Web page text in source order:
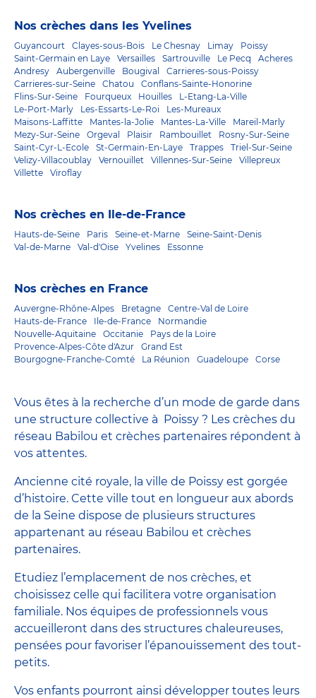
Nos crèches dans les Yvelines
Guyancourt Clayes-sous-Bois Le Chesnay Limay
Poissy
Saint-Germain en Laye
Versailles Sartrouville Le Pecq
Acheres
Andresy
Aubergenville Bougival
Carrieres-sous-Poissy
Carrieres-sur-Seine
Chatou
Conflans-Sainte-Honorine
Flins-Sur-Seine
Fourqueux Houilles
L-Etang-La-Ville
Le-Port-Marly
Les-Essarts-Le-Roi
Les-Mureaux
Maisons-Laffitte
Mantes-la-Jolie Mantes-La-Ville
Mareil-Marly
Mezy-Sur-Seine
Orgeval Plaisir Rambouillet
Rosny-Sur-Seine
Saint-Cyr-L-Ecole
St-Germain-En-Laye Trappes
Triel-Sur-Seine
Velizy-Villacoublay
Vernouillet Villennes-Sur-Seine
Villepreux
Villette
Viroflay
Nos crèches en Ile-de-France
Hauts-de-Seine Paris Seine-et-Marne
Seine-Saint-Denis
Val-de-Marne
Val-d'Oise Yvelines Essonne
Nos crèches en France
Auvergne-Rhône-Alpes Bretagne
Centre-Val de Loire
Hauts-de-France
Ile-de-France
Normandie
Nouvelle-Aquitaine
Occitanie
Pays de la Loire
Provence-Alpes-Côte d'Azur
Grand Est
Bourgogne-Franche-Comté
La Réunion Guadeloupe Corse
Vous êtes à la recherche d’un mode de garde dans
une structure collective à Poissy ? Les crèches du
réseau Babilou et crèches partenaires répondent à
vos attentes.
Ancienne cité royale, la ville de Poissy est gorgée
d’histoire. Cette ville tout en longueur aux abords
de la Seine dispose de plusieurs structures
appartenant au réseau Babilou et crèches
partenaires.
Etudiez l’emplacement de nos crèches, et
choisissez celle qui facilitera votre organisation
familiale. Nos équipes de professionnels vous
accueilleront dans des structures chaleureuses,
pensées pour favoriser l’épanouissement des tout-
petits.
Vos enfants pourront ainsi développer toutes leurs